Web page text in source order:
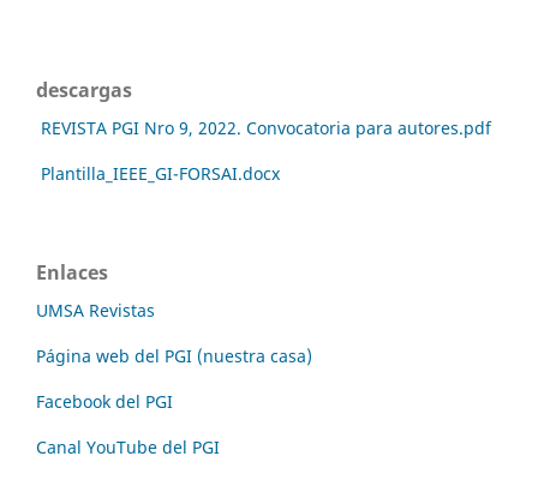
descargas
REVISTA PGI Nro 9, 2022. Convocatoria para autores.pdf
Plantilla_IEEE_GI-FORSAI.docx
Enlaces
UMSA Revistas
Página web del PGI (nuestra casa)
Facebook del PGI
Canal YouTube del PGI